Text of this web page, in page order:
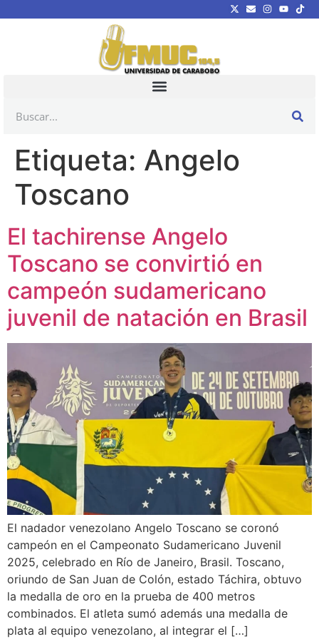
Etiqueta: Angelo
Toscano
El tachirense Angelo
Toscano se convirtió en
campeón sudamericano
juvenil de natación en Brasil
El nadador venezolano Angelo Toscano se coronó
campeón en el Campeonato Sudamericano Juvenil
2025, celebrado en Río de Janeiro, Brasil. Toscano,
oriundo de San Juan de Colón, estado Táchira, obtuvo
la medalla de oro en la prueba de 400 metros
combinados. El atleta sumó además una medalla de
plata al equipo venezolano, al integrar el […]